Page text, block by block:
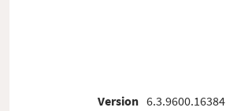
Version 6.3.9600.16384